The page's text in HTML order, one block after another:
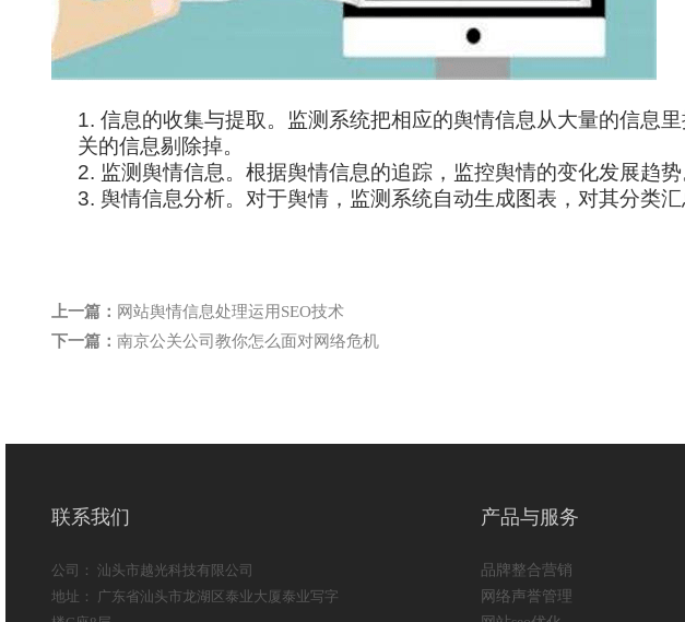
1. 信息的收集与提取。监测系统把相应的舆情信息从大量的信息
关的信息剔除掉。
2. 监测舆情信息。根据舆情信息的追踪，监控舆情的变化发展趋势
3. 舆情信息分析。对于舆情，监测系统自动生成图表，对其分类汇
上一篇： 网站舆情信息处理运用SEO技术
下一篇： 南京公关公司教你怎么面对网络危机
联系我们
公司： 汕头市越光科技有限公司
地址： 广东省汕头市龙湖区泰业大厦泰业写字
产品与服务
品牌整合营销
网络声誉管理